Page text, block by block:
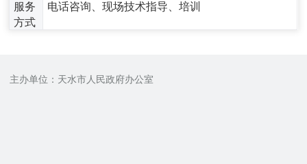
服务
方式
电话咨询、现场技术指导、培训
主办单位：天水市人民政府办公室